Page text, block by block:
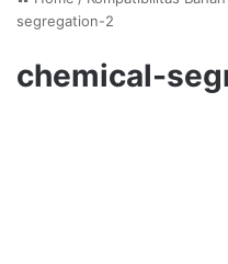
segregation-2
chemical-